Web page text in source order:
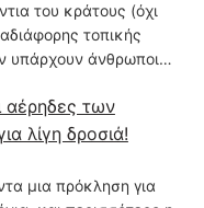
του κράτους (όχι
τοπικής
υπάρχουν άνθρωποι…
αέρηδες των
λίγη δροσιά!
μια πρόκληση για